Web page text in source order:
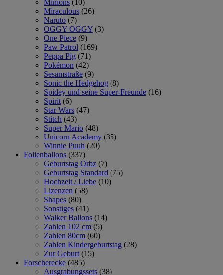
Minions (10)
Miraculous (26)
Naruto (7)
OGGY OGGY (3)
One Piece (9)
Paw Patrol (169)
Peppa Pig (71)
Pokémon (42)
Sesamstraße (9)
Sonic the Hedgehog (8)
Spidey und seine Super-Freunde (16)
Spirit (6)
Star Wars (47)
Stitch (43)
Super Mario (48)
Unicorn Academy (35)
Winnie Puuh (20)
Folienballons (337)
Geburtstag Orbz (7)
Geburtstag Standard (75)
Hochzeit / Liebe (10)
Lizenzen (58)
Shapes (80)
Sonstiges (41)
Walker Ballons (14)
Zahlen 102 cm (5)
Zahlen 80cm (60)
Zahlen Kindergeburtstag (28)
Zur Geburt (15)
Forscherecke (485)
Ausgrabungssets (38)